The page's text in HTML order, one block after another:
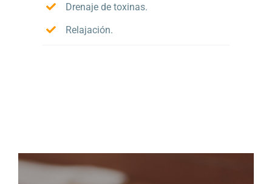
Drenaje de toxinas.
Relajación.